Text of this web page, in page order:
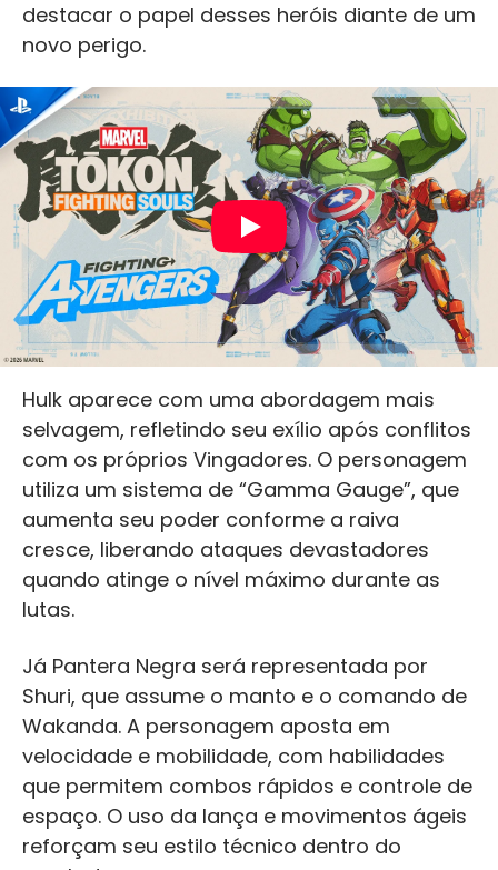
destacar o papel desses heróis diante de um
novo perigo.
Hulk aparece com uma abordagem mais
selvagem, refletindo seu exílio após conflitos
com os próprios Vingadores. O personagem
utiliza um sistema de “Gamma Gauge”, que
aumenta seu poder conforme a raiva
cresce, liberando ataques devastadores
quando atinge o nível máximo durante as
lutas.
Já Pantera Negra será representada por
Shuri, que assume o manto e o comando de
Wakanda. A personagem aposta em
velocidade e mobilidade, com habilidades
que permitem combos rápidos e controle de
espaço. O uso da lança e movimentos ágeis
reforçam seu estilo técnico dentro do